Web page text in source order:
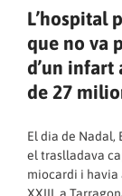
L’hospital
que no va
d’un
de 27
El dia de Nadal,
el traslladava
miocardi i havia